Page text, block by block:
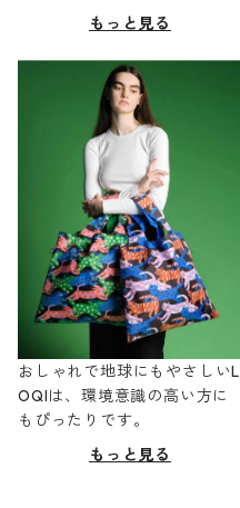
もっと見る
おしゃれで地球にもやさしいL
OQIは、環境意識の高い方に
もぴったりです。
もっと見る